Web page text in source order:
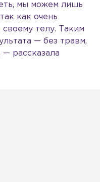
мы можем лишь
как очень
телу. Таким
— без травм,
рассказала